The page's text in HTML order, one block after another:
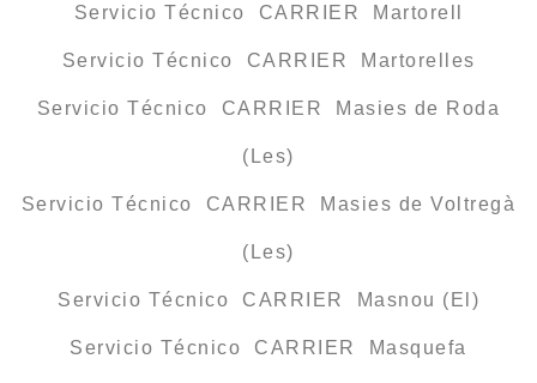
Servicio Técnico CARRIER Martorell
Servicio Técnico CARRIER Martorelles
Servicio Técnico CARRIER Masies de Roda
(Les)
Servicio Técnico CARRIER Masies de Voltregà
(Les)
Servicio Técnico CARRIER Masnou (El)
Servicio Técnico CARRIER Masquefa